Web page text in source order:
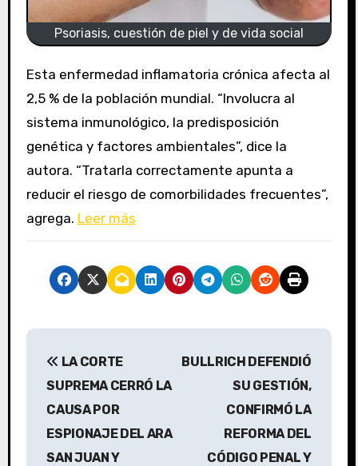
Psoriasis, cuestión de piel y de vida social
Esta enfermedad inflamatoria crónica afecta al
2,5 % de la población mundial. “Involucra al
sistema inmunológico, la predisposición
genética y factores ambientales”, dice la
autora. “Tratarla correctamente apunta a
reducir el riesgo de comorbilidades frecuentes”,
agrega. Leer más
N
LA CORTE
SUPREMA CERRÓ LA
CAUSA POR
ESPIONAJE DEL ARA
SAN JUAN Y
BULLRICH DEFENDIÓ
SU GESTIÓN,
CONFIRMÓ LA
REFORMA DEL
CÓDIGO PENAL Y